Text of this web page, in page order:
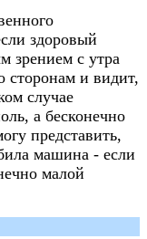
здоровый
зрением с утра
сторонам и видит,
случае
а бесконечно
представить,
машина - если
малой